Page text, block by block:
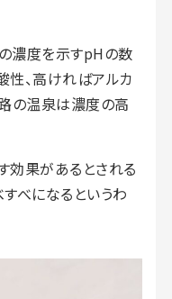
濃度を示すpHの数
、高ければアルカ
の温泉は濃度の高
効果があるとされる
べになるというわ